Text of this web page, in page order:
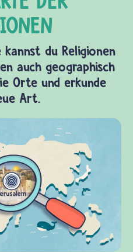
du Religionen
auch geographisch
Orte und erkunde
Art.